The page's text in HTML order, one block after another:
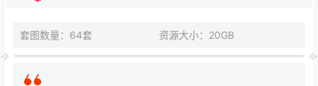
套图数量：64套 资源大小：20GB